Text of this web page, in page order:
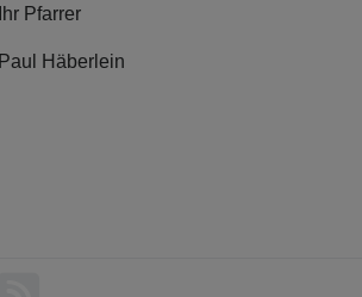
Ihr Pfarrer
Paul Häberlein